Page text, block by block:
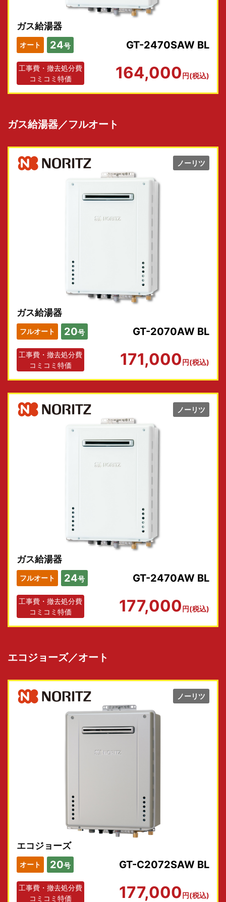
ガス給湯器
オート 24号 GT-2470SAW BL
工事費・撤去処分費
コミコミ特価
164,000円(税込)
ガス給湯器／フルオート
ノーリツ
ガス給湯器
フルオート 20号 GT-2070AW BL
工事費・撤去処分費
コミコミ特価
171,000円(税込)
ノーリツ
ガス給湯器
フルオート 24号 GT-2470AW BL
工事費・撤去処分費
コミコミ特価
177,000円(税込)
エコジョーズ／オート
ノーリツ
エコジョーズ
オート 20号 GT-C2072SAW BL
工事費・撤去処分費
コミコミ特価
177,000円(税込)